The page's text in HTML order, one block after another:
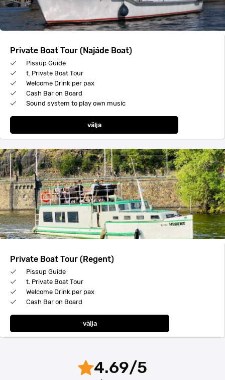
Private Boat Tour (Najáde Boat)
Pissup Guide
t. Private Boat Tour
Welcome Drink per pax
Cash Bar on Board
Sound system to play own music
välja
Private Boat Tour (Regent)
Pissup Guide
t. Private Boat Tour
Welcome Drink per pax
Cash Bar on Board
välja
4.69/5